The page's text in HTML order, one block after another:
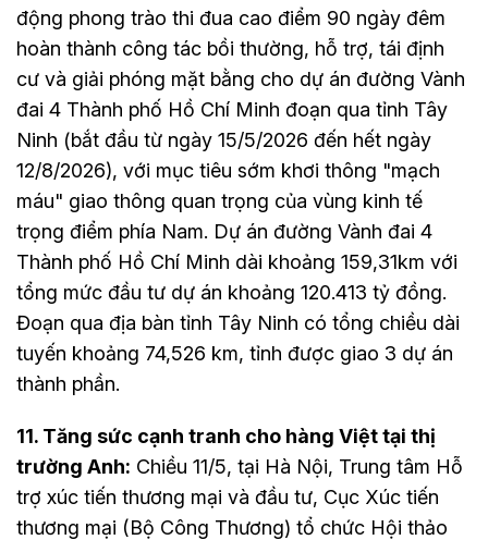
động phong trào thi đua cao điểm 90 ngày đêm
hoàn thành công tác bồi thường, hỗ trợ, tái định
cư và giải phóng mặt bằng cho dự án đường Vành
đai 4 Thành phố Hồ Chí Minh đoạn qua tỉnh Tây
Ninh (bắt đầu từ ngày 15/5/2026 đến hết ngày
12/8/2026), với mục tiêu sớm khơi thông "mạch
máu" giao thông quan trọng của vùng kinh tế
trọng điểm phía Nam. Dự án đường Vành đai 4
Thành phố Hồ Chí Minh dài khoảng 159,31km với
tổng mức đầu tư dự án khoảng 120.413 tỷ đồng.
Đoạn qua địa bàn tỉnh Tây Ninh có tổng chiều dài
tuyến khoảng 74,526 km, tỉnh được giao 3 dự án
thành phần.
11. Tăng sức cạnh tranh cho hàng Việt tại thị
trường Anh: Chiều 11/5, tại Hà Nội, Trung tâm Hỗ
trợ xúc tiến thương mại và đầu tư, Cục Xúc tiến
thương mại (Bộ Công Thương) tổ chức Hội thảo